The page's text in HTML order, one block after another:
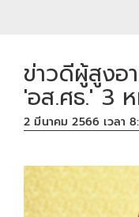
ข่าวดีผู้สูงอ
'อส.ศธ.' 3
2 มีนาคม 2566 เวลา